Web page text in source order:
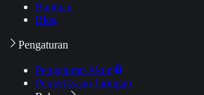
Bantuan
Blog
Pengaturan
Pengaturan Akun
Pemeriksaan Jaringan